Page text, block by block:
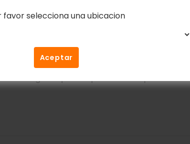
favor selecciona una ubicacion
Aceptar
navegador para la próxima vez que